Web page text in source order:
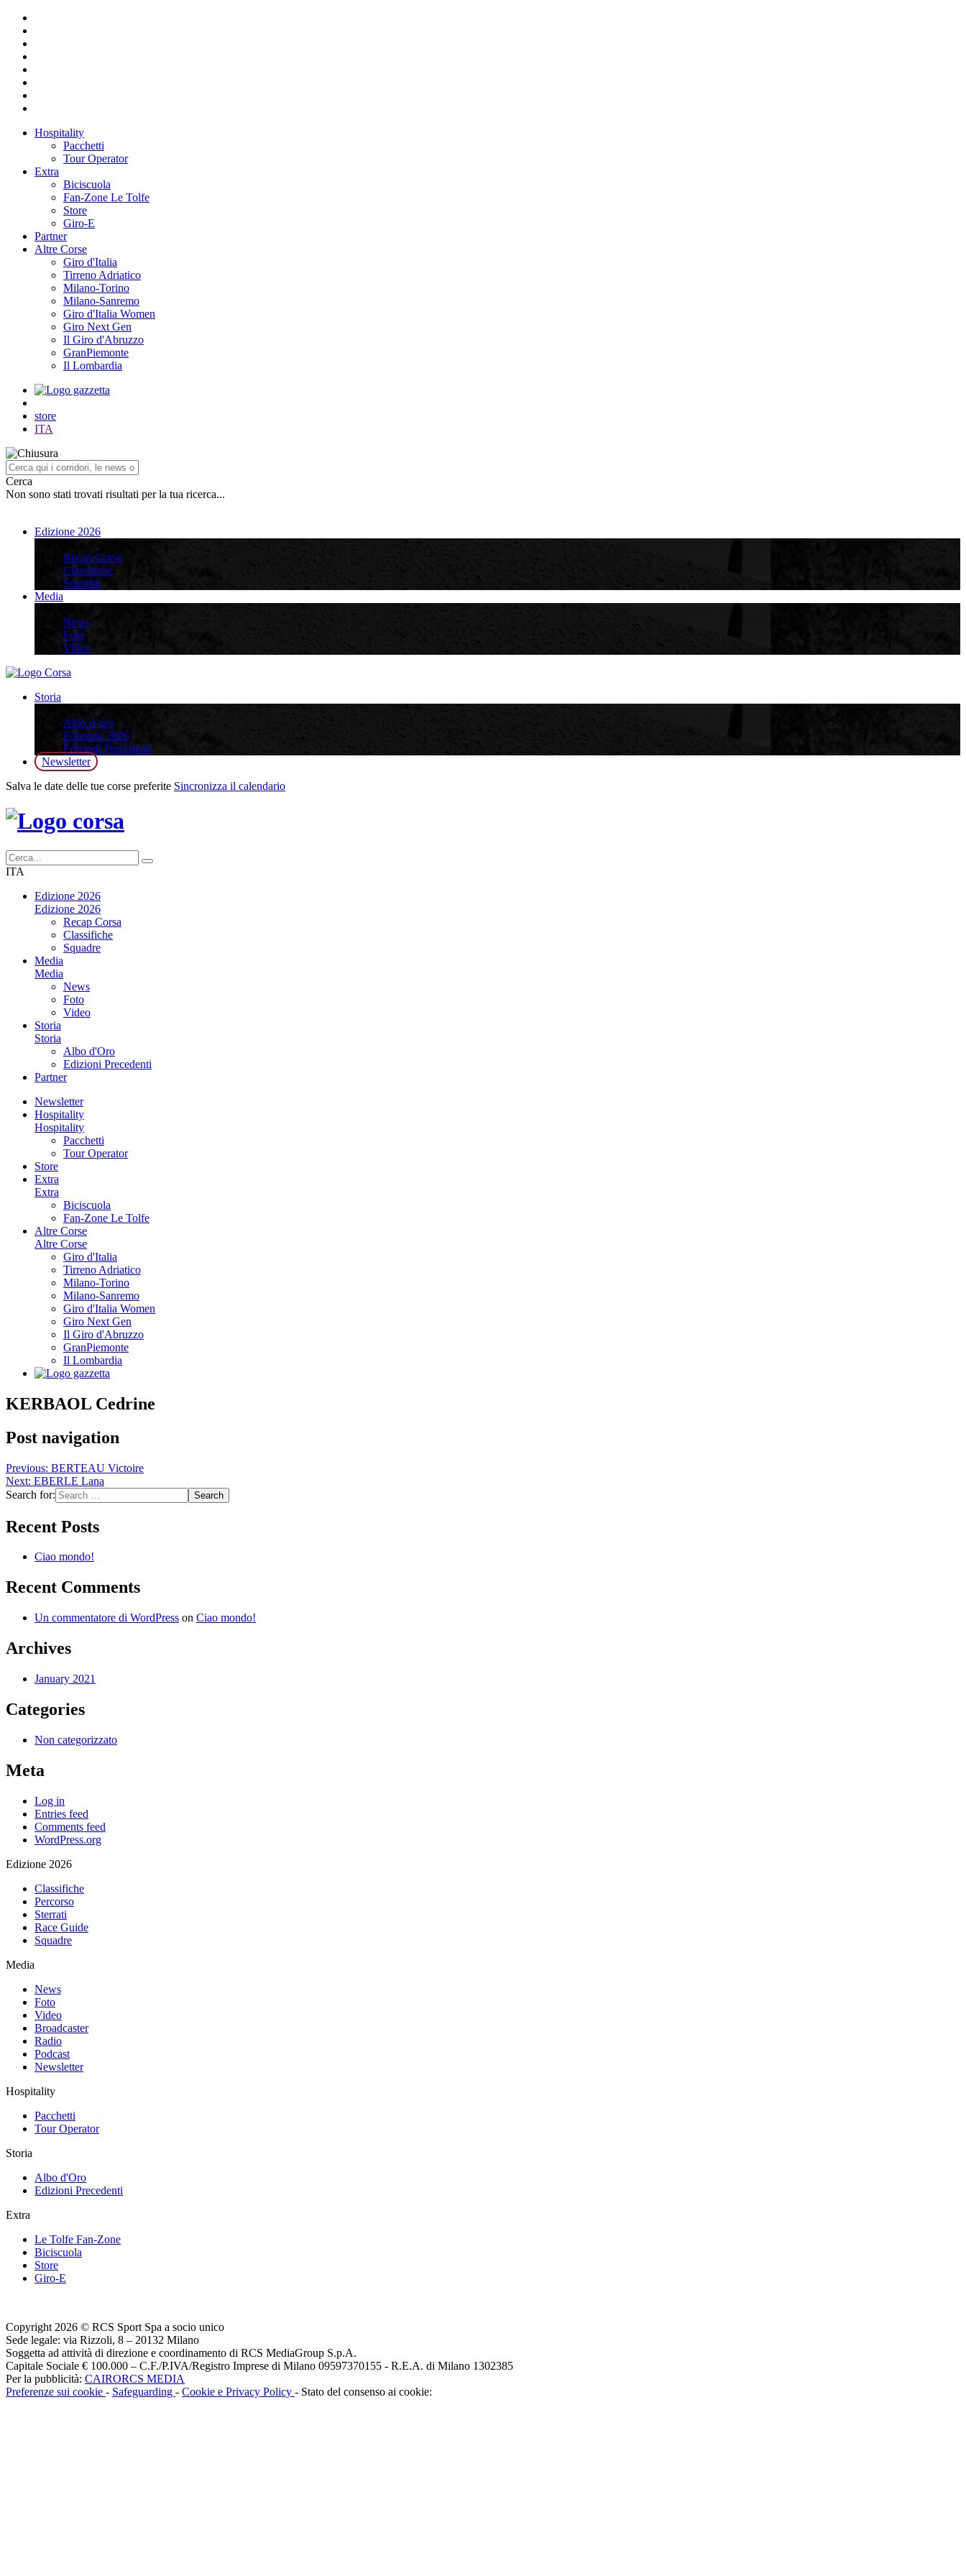
Hospitality
Pacchetti
Tour Operator
Extra
Biciscuola
Fan-Zone Le Tolfe
Store
Giro-E
Partner
Altre Corse
Giro d'Italia
Tirreno Adriatico
Milano-Torino
Milano-Sanremo
Giro d'Italia Women
Giro Next Gen
Il Giro d'Abruzzo
GranPiemonte
Il Lombardia
store
ITA
Cerca
Non sono stati trovati risultati per la tua ricerca...
Edizione 2026
Recap Corsa
Classifiche
Squadre
Media
News
Foto
Video
Storia
Albo d’oro
Edizione 2026
Edizioni Precedenti
Newsletter
Salva le date delle tue corse preferite Sincronizza il calendario
ITA
Edizione 2026
Edizione 2026
Recap Corsa
Classifiche
Squadre
Media
Media
News
Foto
Video
Storia
Storia
Albo d'Oro
Edizioni Precedenti
Partner
Newsletter
Hospitality
Hospitality
Pacchetti
Tour Operator
Store
Extra
Extra
Biciscuola
Fan-Zone Le Tolfe
Altre Corse
Altre Corse
Giro d'Italia
Tirreno Adriatico
Milano-Torino
Milano-Sanremo
Giro d'Italia Women
Giro Next Gen
Il Giro d'Abruzzo
GranPiemonte
Il Lombardia
KERBAOL Cedrine
Post navigation
Previous: BERTEAU Victoire
Next: EBERLE Lana
Search for:
Recent Posts
Ciao mondo!
Recent Comments
Un commentatore di WordPress on Ciao mondo!
Archives
January 2021
Categories
Non categorizzato
Meta
Log in
Entries feed
Comments feed
WordPress.org
Edizione 2026
Classifiche
Percorso
Sterrati
Race Guide
Squadre
Media
News
Foto
Video
Broadcaster
Radio
Podcast
Newsletter
Hospitality
Pacchetti
Tour Operator
Storia
Albo d'Oro
Edizioni Precedenti
Extra
Le Tolfe Fan-Zone
Biciscuola
Store
Giro-E
Copyright 2026 © RCS Sport Spa a socio unico
Sede legale: via Rizzoli, 8 – 20132 Milano
Soggetta ad attività di direzione e coordinamento di RCS MediaGroup S.p.A.
Capitale Sociale € 100.000 – C.F./P.IVA/Registro Imprese di Milano 09597370155 - R.E.A. di Milano 1302385
Per la pubblicità: CAIRORCS MEDIA
Preferenze sui cookie - Safeguarding - Cookie e Privacy Policy - Stato del consenso ai cookie: